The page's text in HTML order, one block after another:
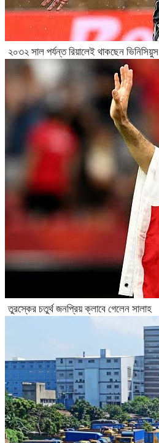
২০৩২ সাল পর্যন্ত রিয়ালেই থাকছেন ভিনিসিয়ুস
তুরস্কের চতুর্থ জনপ্রিয় ক্লাবে গেলেন সালাহ